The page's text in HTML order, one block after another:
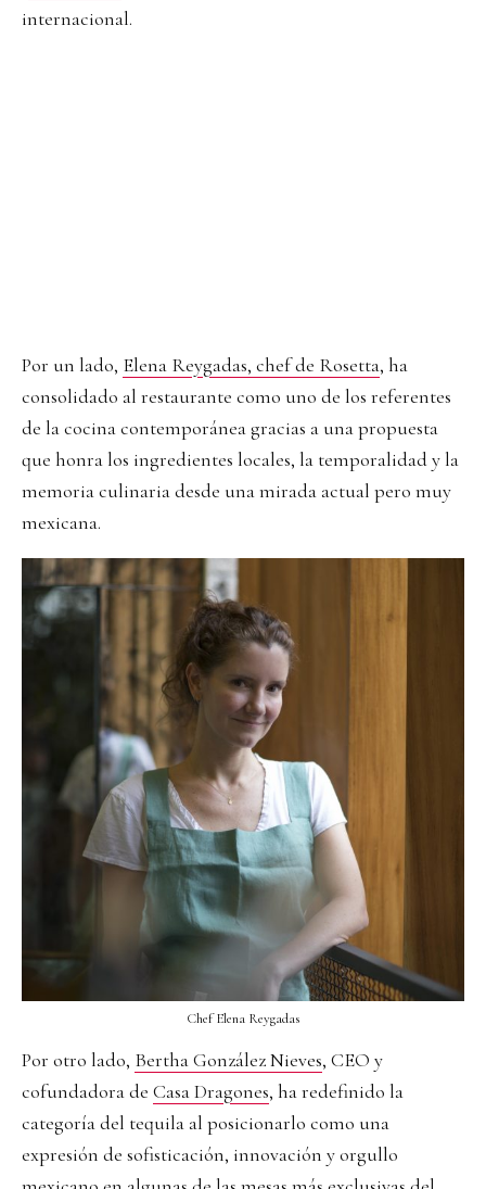
internacional.
Por un lado, Elena Reygadas, chef de Rosetta, ha
consolidado al restaurante como uno de los referentes
de la cocina contemporánea gracias a una propuesta
que honra los ingredientes locales, la temporalidad y la
memoria culinaria desde una mirada actual pero muy
mexicana.
Chef Elena Reygadas
Por otro lado, Bertha González Nieves, CEO y
cofundadora de Casa Dragones, ha redefinido la
categoría del tequila al posicionarlo como una
expresión de sofisticación, innovación y orgullo